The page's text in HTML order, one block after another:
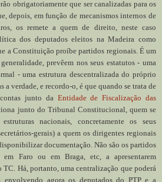
obrigatoriamente que ser canalizadas para os
depois, em função de mecanismos internos de
os remete a quem de direito, neste caso
dos deputados eleitos na Madeira como
a Constituição proíbe partidos regionais. É um
prevêem nos seus estatutos - uma
- uma estrutura descentralizada do próprio
verdade, e recordo-o, é que quando se trata de
junto da Entidade de Fiscalização das
junto do Tribunal Constitucional, quem se
nacionais, concretamente os seus
gerais) a quem os dirigentes regionais
documentação. Não são os partidos
Faro ou em Braga, etc, a apresentarem
TC. Há, portanto, uma centralização que poderá
envolvendo agora os deputados do PTP e a